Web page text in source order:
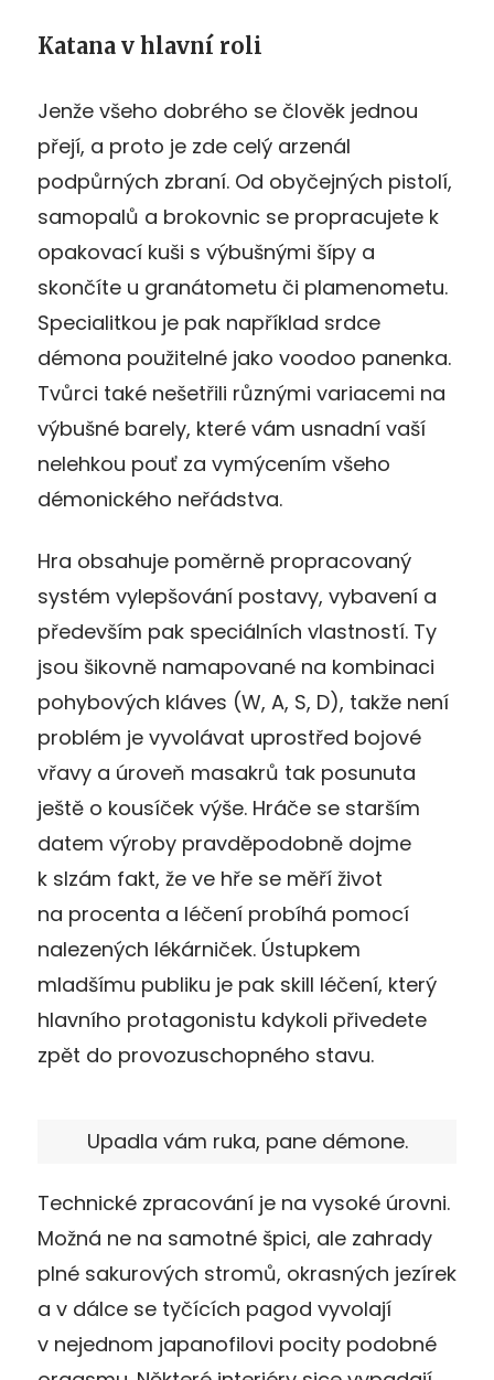
Katana v hlavní roli
Jenže všeho dobrého se člověk jednou
přejí, a proto je zde celý arzenál
podpůrných zbraní. Od obyčejných pistolí,
samopalů a brokovnic se propracujete k
opakovací kuši s výbušnými šípy a
skončíte u granátometu či plamenometu.
Specialitkou je pak například srdce
démona použitelné jako voodoo panenka.
Tvůrci také nešetřili různými variacemi na
výbušné barely, které vám usnadní vaší
nelehkou pouť za vymýcením všeho
démonického neřádstva.
Hra obsahuje poměrně propracovaný
systém vylepšování postavy, vybavení a
především pak speciálních vlastností. Ty
jsou šikovně namapované na kombinaci
pohybových kláves (W, A, S, D), takže není
problém je vyvolávat uprostřed bojové
vřavy a úroveň masakrů tak posunuta
ještě o kousíček výše. Hráče se starším
datem výroby pravděpodobně dojme
k slzám fakt, že ve hře se měří život
na procenta a léčení probíhá pomocí
nalezených lékárniček. Ústupkem
mladšímu publiku je pak skill léčení, který
hlavního protagonistu kdykoli přivedete
zpět do provozuschopného stavu.
Upadla vám ruka, pane démone.
Technické zpracování je na vysoké úrovni.
Možná ne na samotné špici, ale zahrady
plné sakurových stromů, okrasných jezírek
a v dálce se tyčících pagod vyvolají
v nejednom japanofilovi pocity podobné